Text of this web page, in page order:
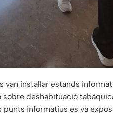
van instal·lar estands
sobre deshabituació
punts informatius es va